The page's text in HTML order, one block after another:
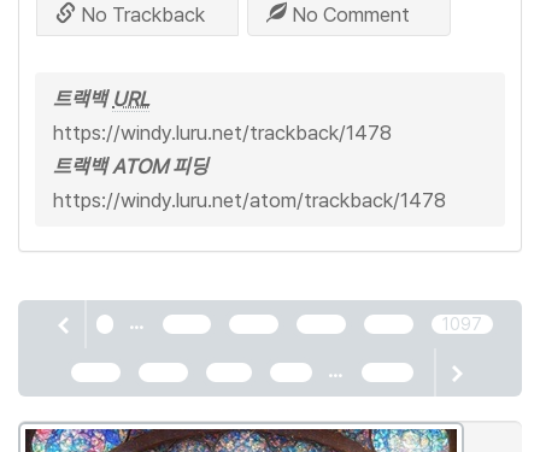
No Trackback No Comment
트랙백 URL
https://windy.luru.net/trackback/1478
트랙백 ATOM 피딩
https://windy.luru.net/atom/trackback/1478
... 1097
...